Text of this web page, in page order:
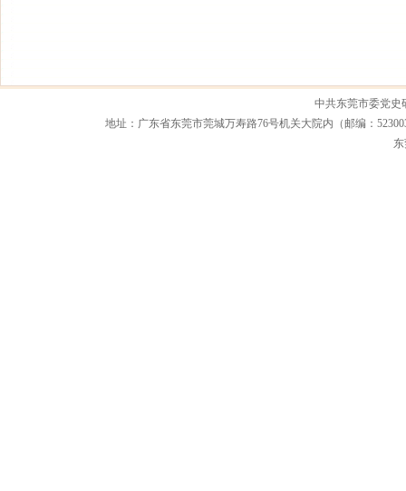
中共东莞市委党史
地址：广东省东莞市莞城万寿路76号机关大院内（邮编：